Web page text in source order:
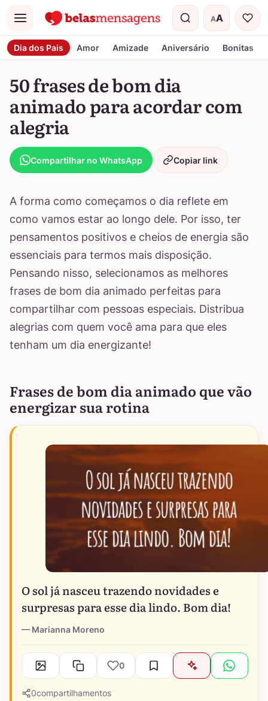
Menu AA
Tamanho do
Dia dos Pais Amor Amizade Aniversário Bonitas
50 frases de bom dia
animado para acordar com
alegria
Compartilhar no WhatsApp Copiar link
A forma como começamos o dia reflete em
como vamos estar ao longo dele. Por isso, ter
pensamentos positivos e cheios de energia são
essenciais para termos mais disposição.
Pensando nisso, selecionamos as melhores
frases de bom dia animado perfeitas para
compartilhar com pessoas especiais. Distribua
alegrias com quem você ama para que eles
tenham um dia energizante!
Frases de bom dia animado que vão
energizar sua rotina
O sol já nasceu trazendo novidades e
surpresas para esse dia lindo. Bom dia!
Marianna Moreno
0
0compartilhamentos